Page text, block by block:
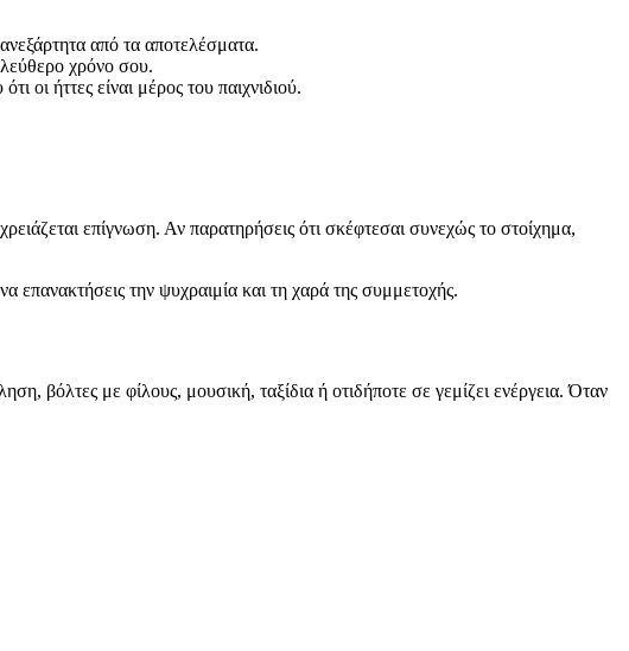
από τα αποτελέσματα.
χρόνο σου.
οι ήττες είναι μέρος του παιχνιδιού.
επίγνωση. Αν παρατηρήσεις ότι σκέφτεσαι συνεχώς το στοίχημα,
επανακτήσεις την ψυχραιμία και τη χαρά της συμμετοχής.
βόλτες με φίλους, μουσική, ταξίδια ή οτιδήποτε σε γεμίζει ενέργεια. Όταν